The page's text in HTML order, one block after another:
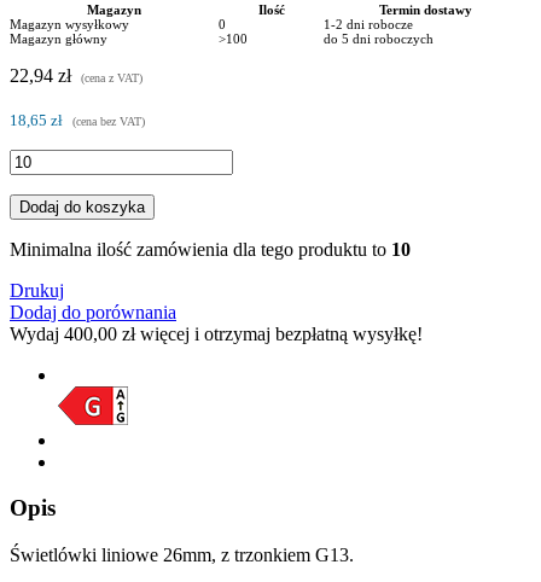
Magazyn Ilość
Termin dostawy
Magazyn wysyłkowy
0
1-2 dni robocze
Magazyn główny
>100 do 5 dni roboczych
22,94 zł (cena z VAT)
18,65 zł (cena bez VAT)
Dodaj do koszyka
Minimalna ilość zamówienia dla tego produktu to 10
Drukuj
Dodaj do porównania
Wydaj 400,00 złwięcej i otrzymaj bezpłatną wysyłkę!
Opis
Świetlówki liniowe 26mm, z trzonkiem G13.